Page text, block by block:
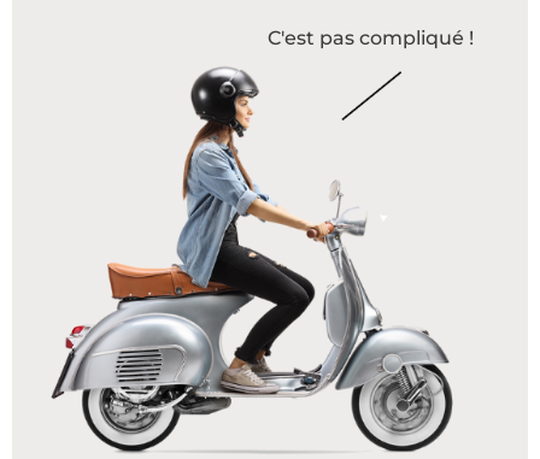
C'est pas compliqué !